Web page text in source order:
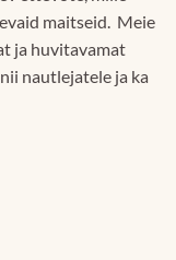
maitseid. Meie
ja huvitavamat
nautlejatele ja ka